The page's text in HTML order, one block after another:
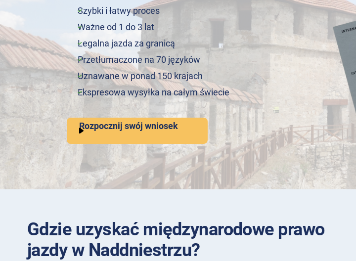
Szybki i łatwy proces
Ważne od 1 do 3 lat
Legalna jazda za granicą
Przetłumaczone na 70 języków
Uznawane w ponad 150 krajach
Ekspresowa wysyłka na całym świecie
Rozpocznij swój wniosek
Gdzie uzyskać międzynarodowe prawo
jazdy w Naddniestrzu?